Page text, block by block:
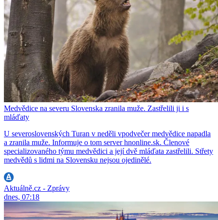
Medvědice na severu Slovenska zranila muže. Zastřelili ji i s
mláďaty
U severoslovenských Turan v neděli vpodvečer medvědice napadla
a zranila muže. Informuje o tom server hnonline.sk. Členové
specializovaného týmu medvědici a její dvě mláďata zastřelili. Střety
medvědů s lidmi na Slovensku nejsou ojedinělé.
Aktuálně.cz - Zprávy
dnes, 07:18